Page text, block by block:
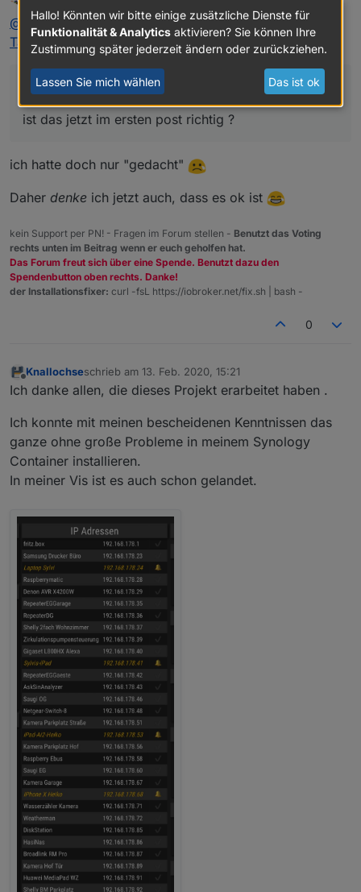
ist das jetzt im ersten post richtig ?
Nicht störenzuletzt editiert von
@ liv-in-skysagte inIP Devices im Netzwerk - HTML
Tabelle vis, Iqontrol
zahnheinrich @Homoran
ist das jetzt im ersten post richtig ?
ich hatte doch nur "gedacht"
Daher denke ich jetzt auch, dass es ok ist
kein Support per PN! - Fragen im Forum stellen - Benutzt das Voting
rechts unten im Beitrag wenn er euch geholfen hat.
Das Forum freut sich über eine Spende. Benutzt dazu den
Spendenbutton oben rechts. Danke!
der Installationsfixer: curl -fsL https://iobroker.net/fix.sh | bash -
0
Offline
Knallochseschrieb am 13. Feb. 2020, 15:21
zuletzt editiert von
Ich danke allen, die dieses Projekt erarbeitet haben .
Ich konnte mit meinen bescheidenen Kenntnissen das
ganze ohne große Probleme in meinem Synology
Container installieren.
In meiner Vis ist es auch schon gelandet.
Hallo! Könnten wir bitte einige zusätzliche Dienste für
Funktionalität & Analytics aktivieren? Sie können Ihre
Zustimmung später jederzeit ändern oder zurückziehen.
Lassen Sie mich wählen Das ist ok